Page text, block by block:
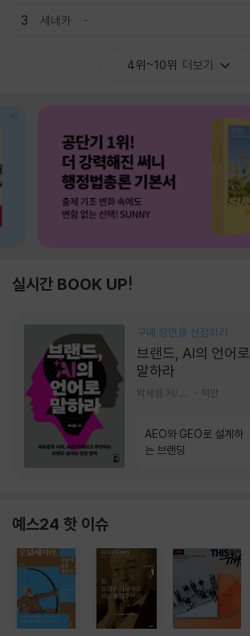
3 세네카
4위~10위 더보기
실시간 BOOK UP!
구매 장면을 선점하라
브랜드, AI의 언어로
말하라
책만
AEO와 GEO로 설계하
는 브랜딩
예스24 핫 이슈